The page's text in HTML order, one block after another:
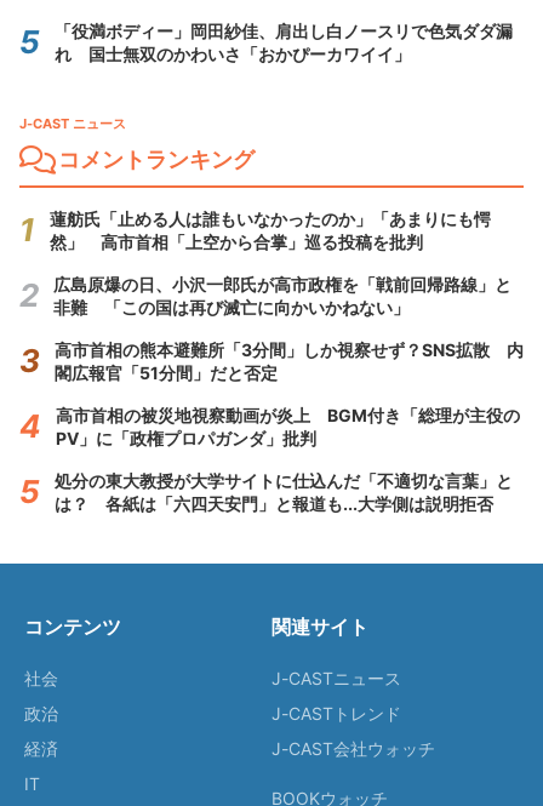
「役満ボディー」岡田紗佳、肩出し白ノースリで色気ダダ漏
れ 国士無双のかわいさ「おかぴーカワイイ」
J-CAST ニュース
コメントランキング
蓮舫氏「止める人は誰もいなかったのか」「あまりにも愕
然」 高市首相「上空から合掌」巡る投稿を批判
広島原爆の日、小沢一郎氏が高市政権を「戦前回帰路線」と
非難 「この国は再び滅亡に向かいかねない」
高市首相の熊本避難所「3分間」しか視察せず？SNS拡散 内
閣広報官「51分間」だと否定
高市首相の被災地視察動画が炎上 BGM付き「総理が主役の
PV」に「政権プロパガンダ」批判
処分の東大教授が大学サイトに仕込んだ「不適切な言葉」と
は？ 各紙は「六四天安門」と報道も...大学側は説明拒否
コンテンツ
社会
政治
経済
IT
関連サイト
J-CASTニュース
J-CASTトレンド
J-CAST会社ウォッチ
BOOKウォッチ